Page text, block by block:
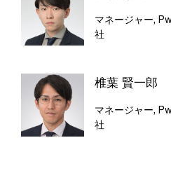
マネージャー,
社
椎葉 賢一郎
マネージャー,
社